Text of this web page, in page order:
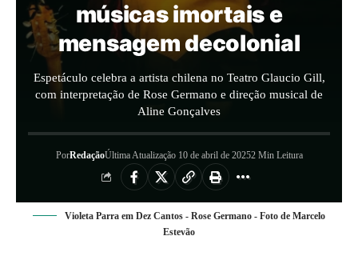
músicas imortais e
mensagem decolonial
Espetáculo celebra a artista chilena no Teatro Glaucio Gill,
com interpretação de Rose Germano e direção musical de
Aline Gonçalves
PorRedaçãoÚltima Atualização 10 de abril de 20252 Min Leitura
Violeta Parra em Dez Cantos - Rose Germano - Foto de Marcelo
Estevão